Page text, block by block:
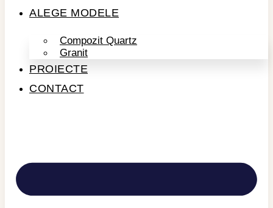
ALEGE MODELE
Compozit Quartz
Granit
PROIECTE
CONTACT